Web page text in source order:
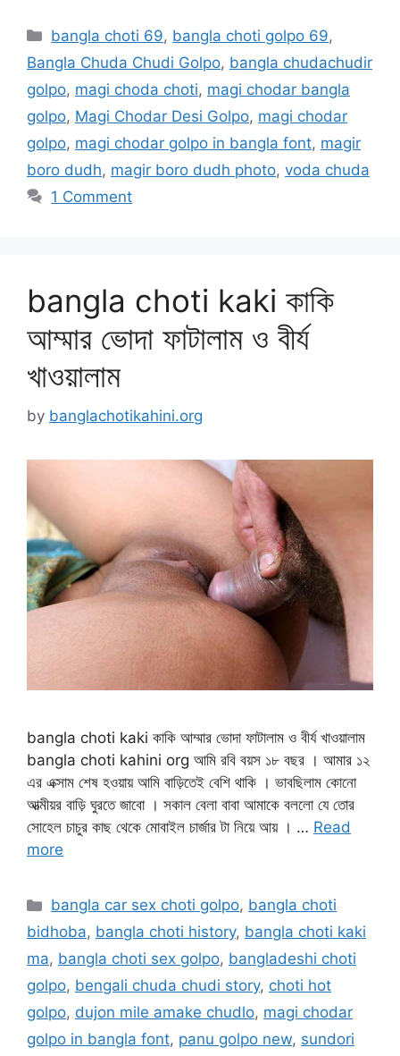
Categories
bangla choti 69, bangla choti golpo 69,
Bangla Chuda Chudi Golpo, bangla chudachudir
golpo, magi choda choti, magi chodar bangla
golpo, Magi Chodar Desi Golpo, magi chodar
golpo, magi chodar golpo in bangla font, magir
boro dudh, magir boro dudh photo, voda chuda
1 Comment
bangla choti kaki কাকি
আম্মার ভোদা ফাটালাম ও বীর্য
খাওয়ালাম
by banglachotikahini.org
bangla choti kaki কাকি আম্মার ভোদা ফাটালাম ও বীর্য খাওয়ালাম
bangla choti kahini org আমি রবি বয়স ১৮ বছর । আমার ১২
এর এক্সাম শেষ হওয়ায় আমি বাড়িতেই বেশি থাকি । ভাবছিলাম কোনো
আত্মীয়র বাড়ি ঘুরতে জাবো । সকাল বেলা বাবা আমাকে বললো যে তোর
সোহেল চাচুর কাছ থেকে মোবাইল চার্জার টা নিয়ে আয় । … Read
more
Categories
bangla car sex choti golpo, bangla choti
bidhoba, bangla choti history, bangla choti kaki
ma, bangla choti sex golpo, bangladeshi choti
golpo, bengali chuda chudi story, choti hot
golpo, dujon mile amake chudlo, magi chodar
golpo in bangla font, panu golpo new, sundori